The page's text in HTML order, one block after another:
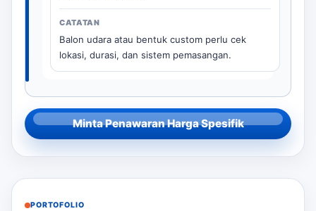
Balon udara atau bentuk custom perlu cek
lokasi, durasi, dan sistem pemasangan.
Minta Penawaran Harga Spesifik
PORTOFOLIO